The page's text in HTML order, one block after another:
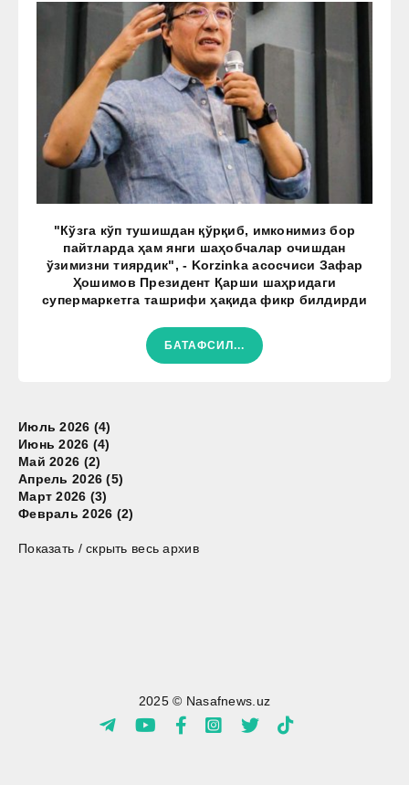
"Кўзга кўп тушишдан қўрқиб, имконимиз бор
пайтларда ҳам янги шаҳобчалар очишдан
ўзимизни тиярдик", - Korzinka асосчиси Зафар
Ҳошимов Президент Қарши шаҳридаги
супермаркетга ташрифи ҳақида фикр билдирди
БАТАФСИЛ...
Июль 2026 (4)
Июнь 2026 (4)
Май 2026 (2)
Апрель 2026 (5)
Март 2026 (3)
Февраль 2026 (2)
Показать / скрыть весь архив
2025 © Nasafnews.uz